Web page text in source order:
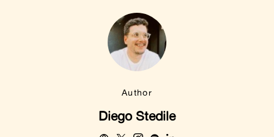
Author
Diego Stedile